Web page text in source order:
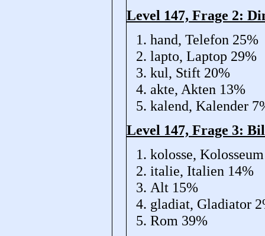
Level 147, Frage 2:
hand, Telefon 25%
lapto, Laptop 29%
kul, Stift 20%
akte, Akten 13%
kalend, Kalender
Level 147, Frage 3:
kolosse,
italie, Italien 14%
Alt 15%
gladiat, Gladiator
Rom 39%